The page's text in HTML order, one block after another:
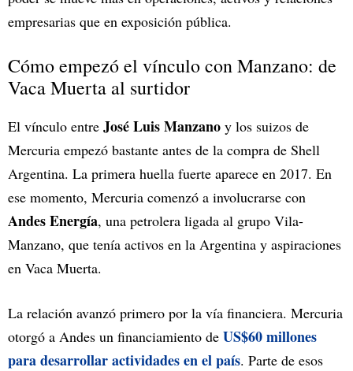
empresarias que en exposición pública.
Cómo empezó el vínculo con Manzano: de
Vaca Muerta al surtidor
El vínculo entre José Luis Manzano y los suizos de
Mercuria empezó bastante antes de la compra de Shell
Argentina. La primera huella fuerte aparece en 2017. En
ese momento, Mercuria comenzó a involucrarse con
Andes Energía, una petrolera ligada al grupo Vila-
Manzano, que tenía activos en la Argentina y aspiraciones
en Vaca Muerta.
La relación avanzó primero por la vía financiera. Mercuria
otorgó a Andes un financiamiento de US$60 millones
para desarrollar actividades en el país. Parte de esos